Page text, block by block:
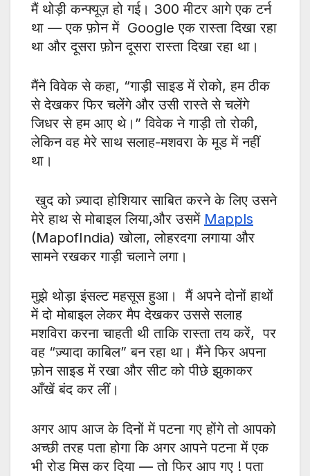
मैं थोड़ी कन्फ्यूज़ हो गई। 300 मीटर आगे एक टर्न
था — एक फ़ोन में Google एक रास्ता दिखा रहा
था और दूसरा फ़ोन दूसरा रास्ता दिखा रहा था।
मैंने विवेक से कहा, “गाड़ी साइड में रोको, हम ठीक
से देखकर फिर चलेंगे और उसी रास्ते से चलेंगे
जिधर से हम आए थे।” विवेक ने गाड़ी तो रोकी,
लेकिन वह मेरे साथ सलाह-मशवरा के मूड में नहीं
था।
खुद को ज़्यादा होशियार साबित करने के लिए उसने
मेरे हाथ से मोबाइल लिया,और उसमें Mappls
(MapofIndia) खोला, लोहरदगा लगाया और
सामने रखकर गाड़ी चलाने लगा।
मुझे थोड़ा इंसल्ट महसूस हुआ। मैं अपने दोनों हाथों
में दो मोबाइल लेकर मैप देखकर उससे सलाह
मशविरा करना चाहती थी ताकि रास्ता तय करें, पर
वह “ज़्यादा काबिल” बन रहा था। मैंने फिर अपना
फ़ोन साइड में रखा और सीट को पीछे झुकाकर
आँखें बंद कर लीं।
अगर आप आज के दिनों में पटना गए होंगे तो आपको
अच्छी तरह पता होगा कि अगर आपने पटना में एक
भी रोड मिस कर दिया — तो फिर आप गए ! पता